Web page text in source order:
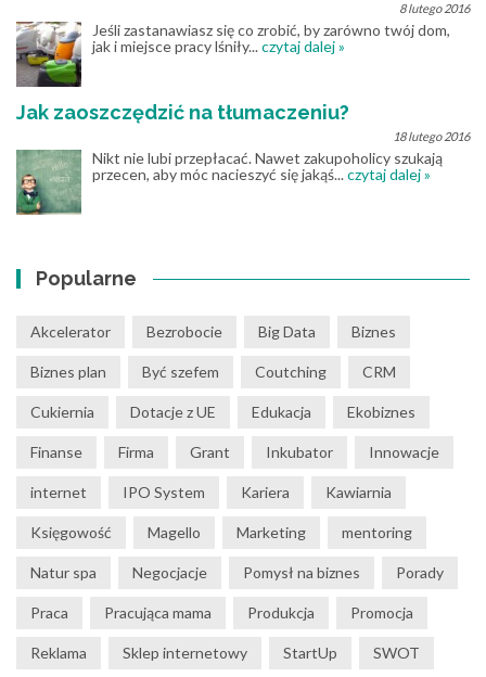
8 lutego 2016
Jeśli zastanawiasz się co zrobić, by zarówno twój dom,
jak i miejsce pracy lśniły...czytaj dalej »
Jak zaoszczędzić na tłumaczeniu?
18 lutego 2016
Nikt nie lubi przepłacać. Nawet zakupoholicy szukają
przecen, aby móc nacieszyć się jakąś...czytaj dalej »
Popularne
Akcelerator Bezrobocie Big Data Biznes
Biznes plan Być szefem Coutching CRM
Cukiernia Dotacje z UE Edukacja Ekobiznes
Finanse Firma Grant Inkubator Innowacje
internet IPO System Kariera Kawiarnia
Księgowość Magello Marketing mentoring
Natur spa Negocjacje Pomysł na biznes Porady
Praca Pracująca mama Produkcja Promocja
Reklama Sklep internetowy StartUp SWOT